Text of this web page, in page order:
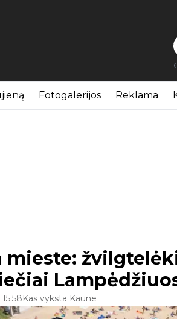
Fotogalerijos Reklama
mieste:
Kas vyksta Kaune